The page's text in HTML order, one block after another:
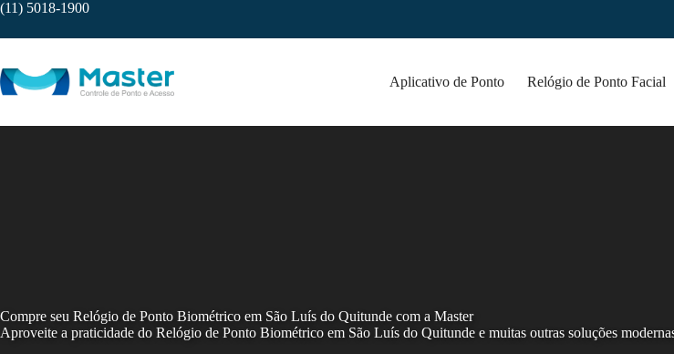
Skip
content
(11) 5018-1900
Aplicativo de Ponto Relógio de Ponto Facial
Compre seu Relógio de Ponto Biométrico em São Luís do Quitunde com a Master
Aproveite a praticidade do Relógio de Ponto Biométrico em São Luís do Quitunde e muitas outras soluções